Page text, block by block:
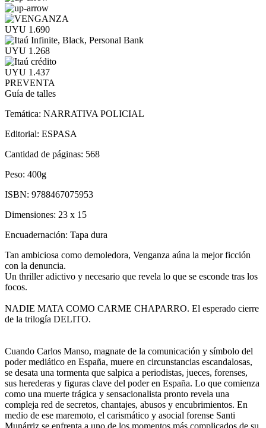
UYU 1.690
UYU 1.268
UYU 1.437
PREVENTA
Guía de talles
Temática: NARRATIVA POLICIAL
Editorial: ESPASA
Cantidad de páginas: 568
Peso: 400g
ISBN: 9788467075953
Dimensiones: 23 x 15
Encuadernación: Tapa dura
Tan ambiciosa como demoledora, Venganza aúna la mejor ficción
con la denuncia.
Un thriller adictivo y necesario que revela lo que se esconde tras los
focos.
NADIE MATA COMO CARME CHAPARRO. El esperado cierre
de la trilogía DELITO.
Cuando Carlos Manso, magnate de la comunicación y símbolo del
poder mediático en España, muere en circunstancias escandalosas,
se desata una tormenta que salpica a periodistas, jueces, forenses,
sus herederas y figuras clave del poder en España. Lo que comienza
como una muerte trágica y sensacionalista pronto revela una
compleja red de secretos, chantajes, abusos y encubrimientos. En
medio de ese maremoto, el carismático y asocial forense Santi
Munárriz se enfrenta a uno de los momentos más complicados de su